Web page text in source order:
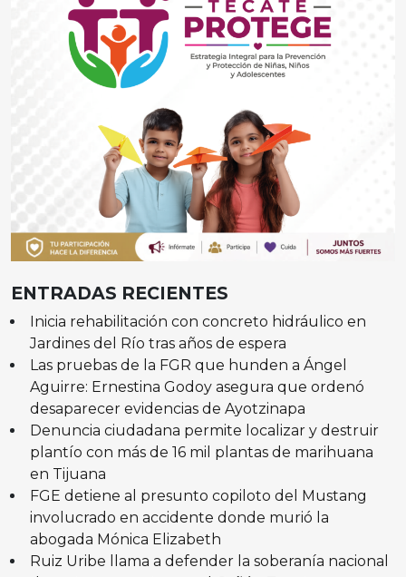
ENTRADAS RECIENTES
Inicia rehabilitación con concreto hidráulico en
Jardines del Río tras años de espera
Las pruebas de la FGR que hunden a Ángel
Aguirre: Ernestina Godoy asegura que ordenó
desaparecer evidencias de Ayotzinapa
Denuncia ciudadana permite localizar y destruir
plantío con más de 16 mil plantas de marihuana
en Tijuana
FGE detiene al presunto copiloto del Mustang
involucrado en accidente donde murió la
abogada Mónica Elizabeth
Ruiz Uribe llama a defender la soberanía nacional